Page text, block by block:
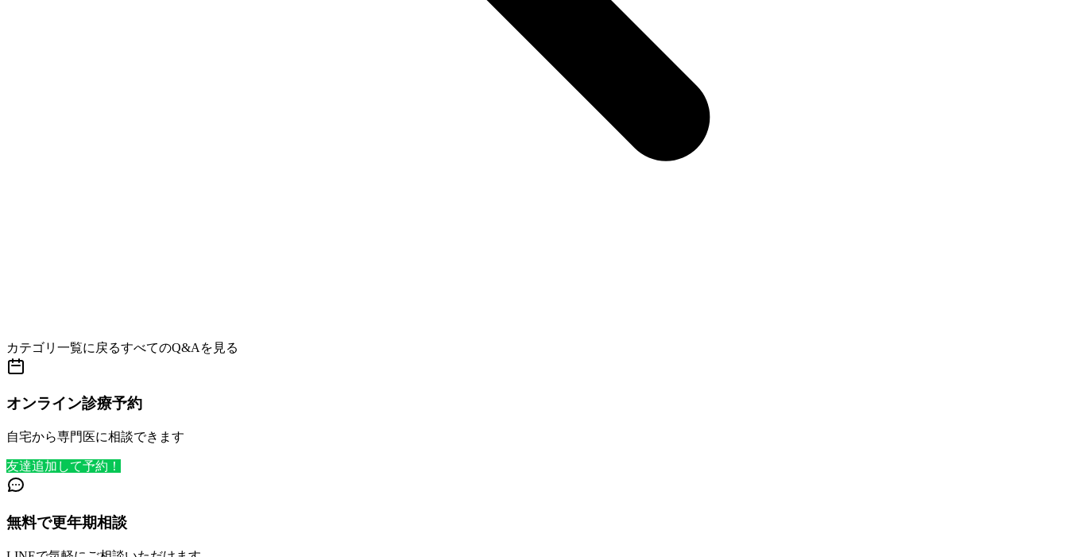
カテゴリ一覧に戻るすべてのQ&Aを見る
オンライン診療予約
自宅から専門医に相談できます
友達追加して予約！
無料で更年期相談